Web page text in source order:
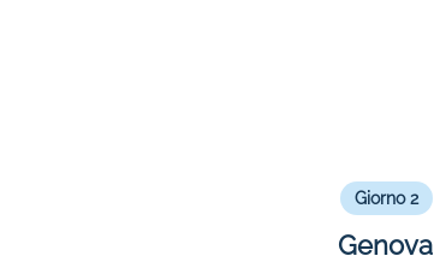
Giorno 2
Genova